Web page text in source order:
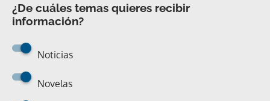
¿De cuáles temas quieres recibir
información?
Noticias
Novelas